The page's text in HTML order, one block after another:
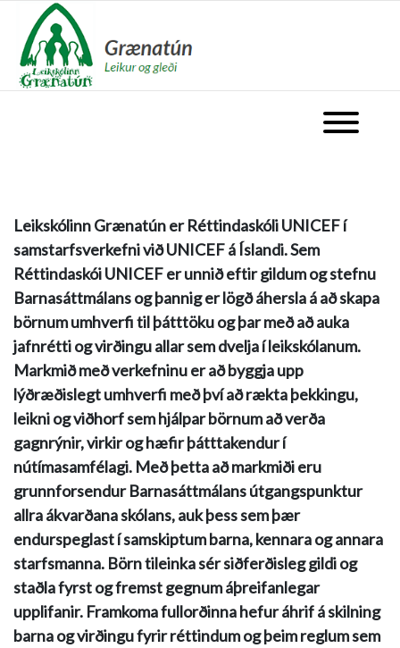
fara á forsíðu
Opna
Leikskólinn Grænatún er Réttindaskóli UNICEF í
samstarfsverkefni við UNICEF á Íslandi. Sem
Réttindaskói UNICEF er unnið eftir gildum og stefnu
Barnasáttmálans og þannig er lögð áhersla á að skapa
börnum umhverfi til þátttöku og þar með að auka
jafnrétti og virðingu allar sem dvelja í leikskólanum.
Markmið með verkefninu er að byggja upp
lýðræðislegt umhverfi með því að rækta þekkingu,
leikni og viðhorf sem hjálpar börnum að verða
gagnrýnir, virkir og hæfir þátttakendur í
nútímasamfélagi. Með þetta að markmiði eru
grunnforsendur Barnasáttmálans útgangspunktur
allra ákvarðana skólans, auk þess sem þær
endurspeglast í samskiptum barna, kennara og annara
starfsmanna. Börn tileinka sér siðferðisleg gildi og
staðla fyrst og fremst gegnum áþreifanlegar
upplifanir. Framkoma fullorðinna hefur áhrif á skilning
barna og virðingu fyrir réttindum og þeim reglum sem